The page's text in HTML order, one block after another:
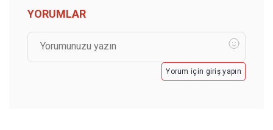
YORUMLAR
Yorum için giriş yapın